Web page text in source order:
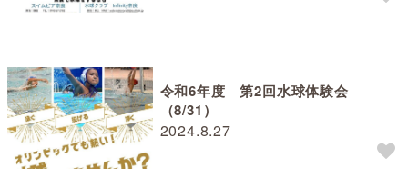
2024.8.27
令和6年度 第2回水球体験会
（8/31）